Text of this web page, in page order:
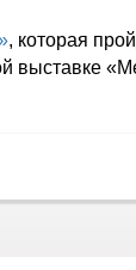
, которая
выставке